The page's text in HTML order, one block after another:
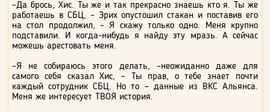
–Да брось, Хис. Ты же и так прекрасно знаешь кто я. Ты же
работаешь в СБЦ, – Эрих опустошил стакан и поставив его
на стол продолжил, – Я скажу только одно. Меня крупно
подставили. И когда-нибудь я найду эту мразь. А сейчас
можешь арестовать меня.
–Я не собираюсь этого делать, –неожиданно даже для
самого себя сказал Хис, – Ты прав, о тебе знает почти
каждый сотрудник СБЦ. Но то – данные из ВКС Альянса.
Меня же интересует ТВОЯ история.